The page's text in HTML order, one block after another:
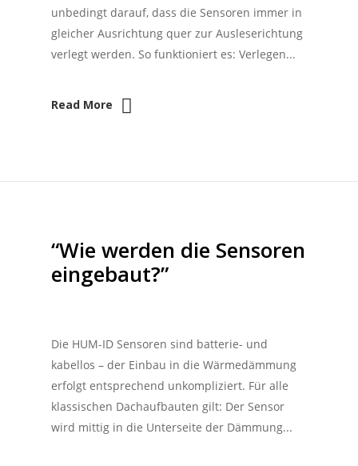
unbedingt darauf, dass die Sensoren immer in
gleicher Ausrichtung quer zur Ausleserichtung
verlegt werden. So funktioniert es: Verlegen...
Read More
“Wie werden die Sensoren
eingebaut?”
Die HUM-ID Sensoren sind batterie- und
kabellos – der Einbau in die Wärmedämmung
erfolgt entsprechend unkompliziert. Für alle
klassischen Dachaufbauten gilt: Der Sensor
wird mittig in die Unterseite der Dämmung...